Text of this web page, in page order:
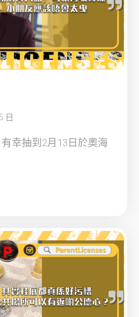
日
幸抽到2月13日於奧海